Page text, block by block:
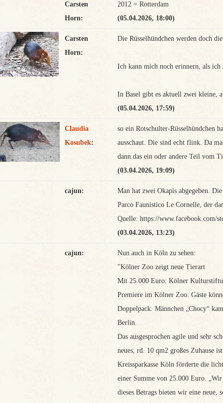
Carsten
Horn:
2012 = Rotterdam
(05.04.2026, 18:00)
Carsten
Horn:
Die Rüsselhündchen werden doch
Ich kann mich noch erinnern, als ich
In Basel gibt es aktuell zwei kleine,
(05.04.2026, 17:59)
Claudia
Kosubek:
so ein Rotschulter-Rüsselhündchen
ausschaut. Die sind echt flink. Da
dann das ein oder andere Teil vom
(03.04.2026, 19:09)
cajun:
Man hat zwei Okapis abgegeben.
Parco Faunistico Le Cornelle, der
Quelle: https://www.facebook.com/
(03.04.2026, 13:23)
cajun:
Nun auch in Köln zu sehen:
"Kölner Zoo zeigt neue Tierart
Mit 25.000 Euro: Kölner
Premiere im Kölner Zoo: Gäste
Doppelpack. Männchen „Chocy“
Berlin.
Das ausgesprochen agile und sehr
neues, rd. 10 qm2 großes Zuhause
Kreissparkasse Köln förderte die
einer Summe von 25.000 Euro.
dieses Betrags bieten wir eine